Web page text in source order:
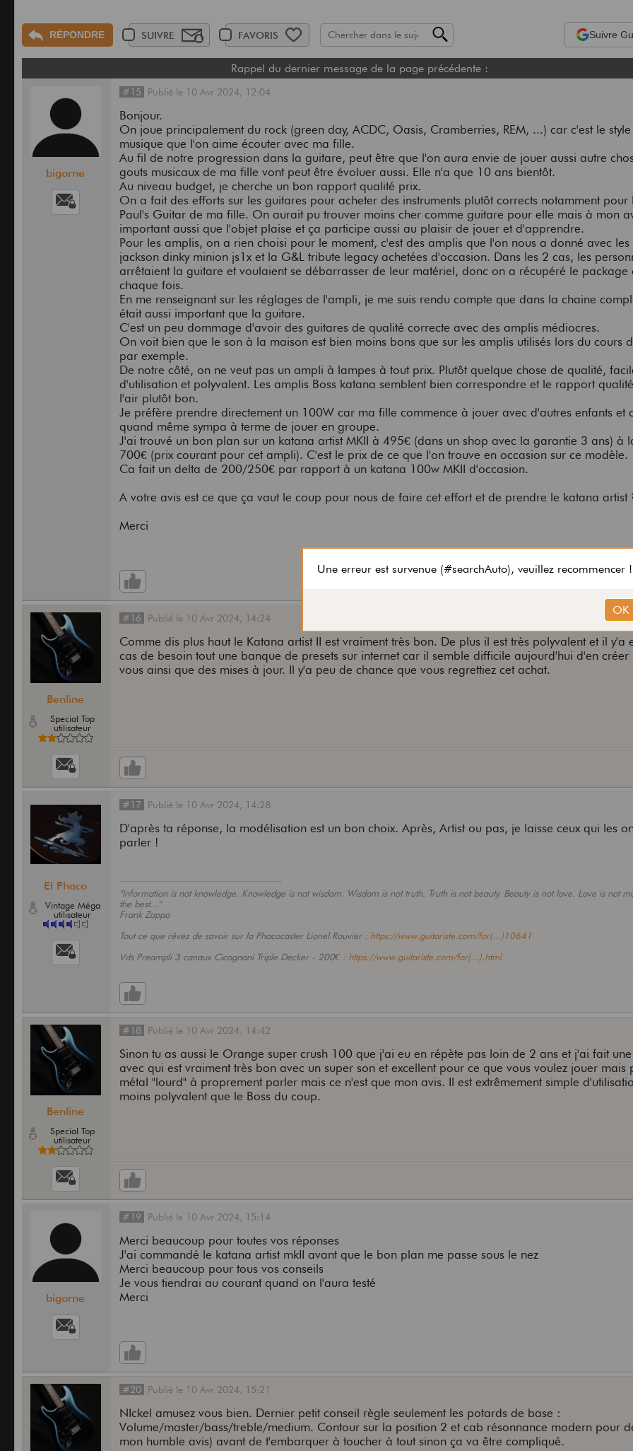
RÉPONDRE SUIVRE FAVORIS Suivre
Rappel du dernier message de la page précédente :
bigorne
#15 Publié le 10 Avr 2024, 12:04
Bonjour.
On joue principalement du rock (green day, ACDC, Oasis, Cramberries, REM, ...) car c'est le
musique que l'on aime écouter avec ma fille.
Au fil de notre progression dans la guitare, peut être que l'on aura envie de jouer aussi autre
gouts musicaux de ma fille vont peut être évoluer aussi. Elle n'a que 10 ans bientôt.
Au niveau budget, je cherche un bon rapport qualité prix.
On a fait des efforts sur les guitares pour acheter des instruments plutôt corrects notamment pour
Paul's Guitar de ma fille. On aurait pu trouver moins cher comme guitare pour elle mais à mon
important aussi que l'objet plaise et ça participe aussi au plaisir de jouer et d'apprendre.
Pour les amplis, on a rien choisi pour le moment, c'est des amplis que l'on nous a donné avec les
jackson dinky minion js1x et la G&L tribute legacy achetées d'occasion. Dans les 2 cas, les
arrêtaient la guitare et voulaient se débarrasser de leur matériel, donc on a récupéré le package
chaque fois.
En me renseignant sur les réglages de l'ampli, je me suis rendu compte que dans la chaine
était aussi important que la guitare.
C'est un peu dommage d'avoir des guitares de qualité correcte avec des amplis médiocres.
On voit bien que le son à la maison est bien moins bons que sur les amplis utilisés lors du cours
par exemple.
De notre côté, on ne veut pas un ampli à lampes à tout prix. Plutôt quelque chose de qualité,
d'utilisation et polyvalent. Les amplis Boss katana semblent bien correspondre et le rapport
l'air plutôt bon.
Je préfère prendre directement un 100W car ma fille commence à jouer avec d'autres enfants et
quand même sympa à terme de jouer en groupe.
J'ai trouvé un bon plan sur un katana artist MKII à 495€ (dans un shop avec la garantie 3 ans) à
700€ (prix courant pour cet ampli). C'est le prix de ce que l'on trouve en occasion sur ce modèle.
Ca fait un delta de 200/250€ par rapport à un katana 100w MKII d'occasion.
A votre avis est ce que ça vaut le coup pour nous de faire cet effort et de prendre le katana artist
Merci
Benline
Special Top
utilisateur
#16 Publié le 10 Avr 2024, 14:24
Comme dis plus haut le Katana artist II est vraiment très bon. De plus il est très polyvalent et il y'a
cas de besoin tout une banque de presets sur internet car il semble difficile aujourd'hui d'en créer
vous ainsi que des mises à jour. Il y'a peu de chance que vous regrettiez cet achat.
El Phaco
Vintage Méga
utilisateur
#17 Publié le 10 Avr 2024, 14:28
D'après ta réponse, la modélisation est un bon choix. Après, Artist ou pas, je laisse ceux qui les
parler !
"Information is not knowledge. Knowledge is not wisdom. Wisdom is not truth. Truth is not beauty. Beauty is not love. Love is not
the best..."
Frank Zappa
Tout ce que rêvez de savoir sur la Phacocaster Lionel Rouvier : https://www.guitariste.com/for(...)10641
Vds Preampli 3 canaux Cicognani Triple Decker - 200€ : https://www.guitariste.com/for(...).html
Benline
Special Top
utilisateur
#18 Publié le 10 Avr 2024, 14:42
Sinon tu as aussi le Orange super crush 100 que j'ai eu en répète pas loin de 2 ans et j'ai fait une
avec qui est vraiment très bon avec un super son et excellent pour ce que vous voulez jouer mais
métal "lourd" à proprement parler mais ce n'est que mon avis. Il est extrêmement simple
moins polyvalent que le Boss du coup.
bigorne
#19 Publié le 10 Avr 2024, 15:14
Merci beaucoup pour toutes vos réponses
J'ai commandé le katana artist mkII avant que le bon plan me passe sous le nez
Merci beaucoup pour tous vos conseils
Je vous tiendrai au courant quand on l'aura testé
Merci
#20 Publié le 10 Avr 2024, 15:21
NIckel amusez vous bien. Dernier petit conseil règle seulement les potards de base :
Volume/master/bass/treble/medium. Contour sur la position 2 et cab résonnance modern pour
mon humble avis) avant de t'embarquer à toucher à tout sinon ça va être compliqué.